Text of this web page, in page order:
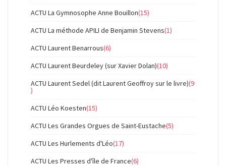
ACTU La Gymnosophe Anne Bouillon(15)
ACTU La méthode APILI de Benjamin Stevens(1)
ACTU Laurent Benarrous(6)
ACTU Laurent Beurdeley (sur Xavier Dolan)(10)
ACTU Laurent Sedel (dit Laurent Geoffroy sur le livre)(9
)
ACTU Léo Koesten(15)
ACTU Les Grandes Orgues de Saint-Eustache(5)
ACTU Les Hurlements d'Léo(17)
ACTU Les Presses d'île de France(6)